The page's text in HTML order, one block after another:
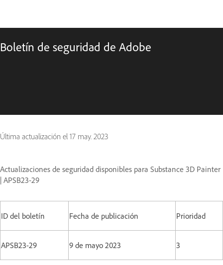
Boletín de seguridad de Adobe
Última actualización el 17 may. 2023
Actualizaciones de seguridad disponibles para Substance 3D Painter
| APSB23-29
ID del boletín Fecha de publicación Prioridad
APSB23-29 9 de mayo 2023 3